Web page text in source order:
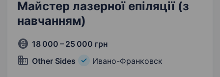
Майстер лазерної епіляції (з
навчанням)
18 000 – 25 000 грн
Other Sides
Ивано-Франковск